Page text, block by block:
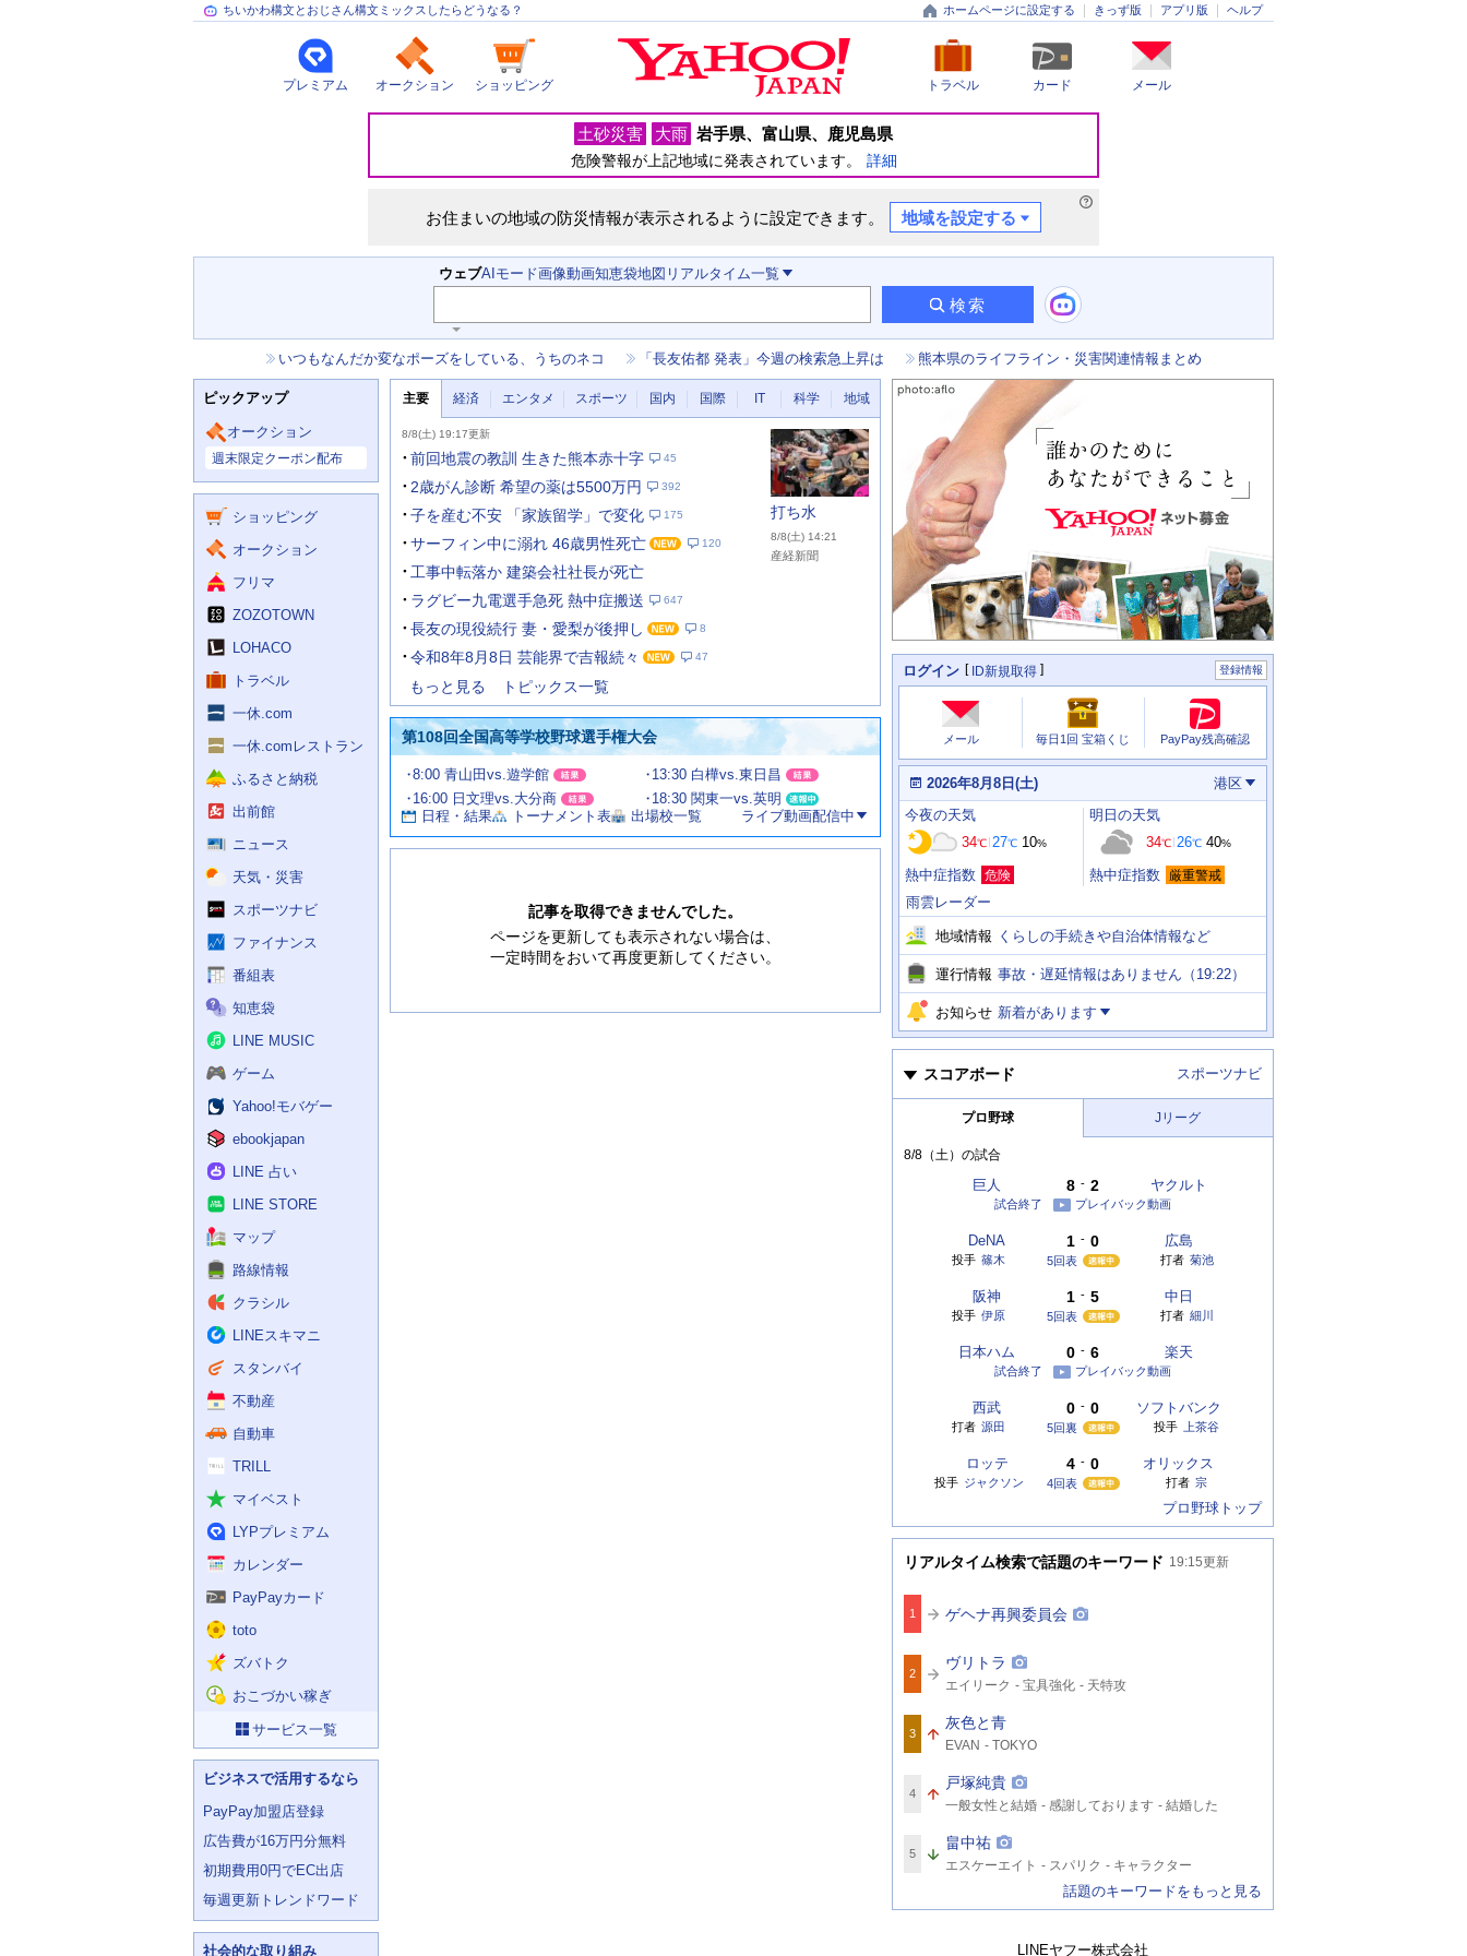
ちいかわ構文とおじさん構文ミックスしたらどうなる？ ホームページに設定する きっず版 アプリ版 ヘルプ
トラベル カード メール
プレミアム オークション ショッピング
災
土砂災害 大雨 岩手県 富山県 鹿児島県
危険警報が上記地域に発表されています。 詳細
お住まいの地域の防災情報が表示されるように設定できます。 地域を設定する
検
索
ウェブAIモード画像動画知恵袋地図 リアルタイム一覧
検索
ワ
ー
力
補
助
を
開
く
ら
せ
いつもなんだか変なポーズをしている、うちのネコ 「長友佑都 発表」今週の検索急上昇は 熊本県のライフライン・災害関連情報まとめ
ピックアップ
オークション
週末限定クーポン配布
サ
ビ
ショッピング
オークション
フリマ
ZOZOTOWN
LOHACO
トラベル
一休.com
一休.comレストラン
ふるさと納税
出前館
ニュース
天気・災害
スポーツナビ
ファイナンス
番組表
知恵袋
LINE MUSIC
ゲーム
Yahoo!モバゲー
ebookjapan
LINE 占い
LINE STORE
マップ
路線情報
クラシル
LINEスキマニ
スタンバイ
不動産
自動車
TRILL
マイベスト
LYPプレミアム
カレンダー
PayPayカード
toto
ズバトク
おこづかい稼ぎ
サービス一覧
ビジネスで活用するなら
PayPay加盟店登録
広告費が16万円分無料
初期費用0円でEC出店
毎週更新トレンドワード
社会的な取り組み
ュ
ス
主要 経済 エンタメ スポーツ 国内 国際 IT 科学 地域
要
ニ
ー
8/8(土) 19:17更新
前回地震の教訓 生きた熊本赤十字 45
2歳がん診断 希望の薬は5500万円 392
子を産む不安 「家族留学」で変化 175
サーフィン中に溺れ 46歳男性死亡 120
工事中転落か 建築会社社長が死亡
ラグビー九電選手急死 熱中症搬送
647
長友の現役続行 妻・愛梨が後押し 8
令和8年8月8日 芸能界で吉報続々 47
打ち水
8/8(土) 14:21
産経新聞
もっと見る トピックス一覧
第108回全国高等学校野球選手権大会
試
合
情
報
8:00 青山田vs.遊学館
13:30 白樺vs.東日昌
16:00 日文理vs.大分商
18:30 関東一vs.英明
日程・結果
トーナメント表 出場校一覧 ライブ動画配信中
お
す
記事を取得できませんでした。
ページを更新しても表示されない場合は、
一定時間をおいて再度更新してください。
個
人
情
報
ログイン ID新規取得 登録情報
あ
た
の
ス
ス
メール 毎日1回 宝箱くじ PayPay残高確認
本
日
の
天
気
、
運
情
報
2026年8月8日(土) 港区
今
日
明
日
の
天
気
今夜の天気
34℃ 27℃ 10%
熱中症指数 危険
明日 の天気
34℃ 26℃ 40%
熱中症指数 厳重警戒
雨雲レーダー
地域情報 くらしの手続きや自治体情報など
運行情報 事故・遅延情報はありません（19:22）
お知らせ 新着があります
スコアボード スポーツナビ
プロ野球 Jリーグ
8/8（土） の試合
巨人 ヤクルト
試合終了 プレイバック動画
8 - 2
DeNA 広島
5回表
1 - 0
投手 篠木 打者 菊池
阪神 中日
5回表
1 - 5
投手 伊原 打者 細川
日本ハム 楽天
試合終了 プレイバック動画
0 - 6
西武 ソフトバンク
5回裏
0 - 0
打者 源田 投手 上茶谷
ロッテ オリックス
4回表
4 - 0
投手 ジャクソン 打者 宗
プロ野球トップ
リアルタイム検索で話題のキーワード 19:15更新
1 ゲヘナ再興委員会
2
ヴリトラ
連
ー
ド
エイリーク 宝具強化 天特攻
3
灰色と青
関
連
ー
ド
EVAN TOKYO
4
戸塚純貴
関
連
ー
ド
一般女性と結婚 感謝しております 結婚した
5
畠中祐
連
エスケーエイト スパリク キャラクター
話題のキーワードをもっと見る
LINEヤフー株式会社